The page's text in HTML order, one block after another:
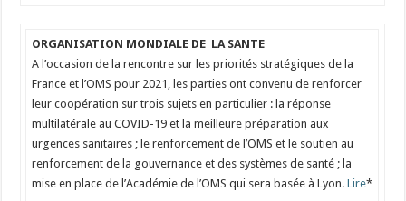
ORGANISATION MONDIALE DE LA SANTE
A l’occasion de la rencontre sur les priorités stratégiques de la
France et l’OMS pour 2021, les parties ont convenu de renforcer
leur coopération sur trois sujets en particulier : la réponse
multilatérale au COVID-19 et la meilleure préparation aux
urgences sanitaires ; le renforcement de l’OMS et le soutien au
renforcement de la gouvernance et des systèmes de santé ; la
mise en place de l’Académie de l’OMS qui sera basée à Lyon. Lire*